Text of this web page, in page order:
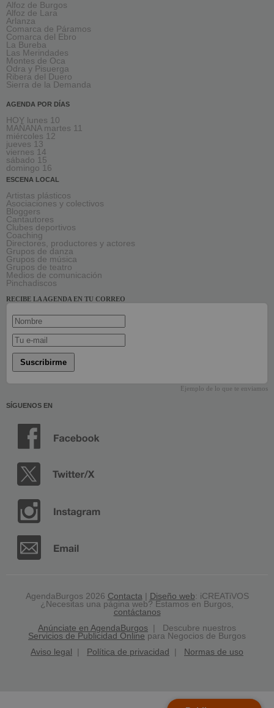
Alfoz de Burgos
Alfoz de Lara
Arlanza
Comarca de Páramos
Comarca del Ebro
La Bureba
Las Merindades
Montes de Oca
Odra y Pisuerga
Ribera del Duero
Sierra de la Demanda
AGENDA POR DÍAS
HOY lunes 10
MAÑANA martes 11
miércoles 12
jueves 13
viernes 14
sábado 15
domingo 16
ESCENA LOCAL
Artistas plásticos
Asociaciones y colectivos
Bloggers
Cantautores
Clubes deportivos
Coaching
Directores, productores y actores
Grupos de danza
Grupos de música
Grupos de teatro
Medios de comunicación
Pinchadiscos
RECIBE LA AGENDA EN TU CORREO
Suscribirme
Ejemplo de lo que te enviamos
SÍGUENOS EN
AgendaBurgos 2026 Contacta| Diseño web: iCREATiVOS
¿Necesitas una página web? Estamos en Burgos,
contáctanos
Anúnciate en AgendaBurgos | Descubre nuestros
Servicios de Publicidad Online para Negocios de Burgos
Aviso legal
Política de privacidad Normas de uso